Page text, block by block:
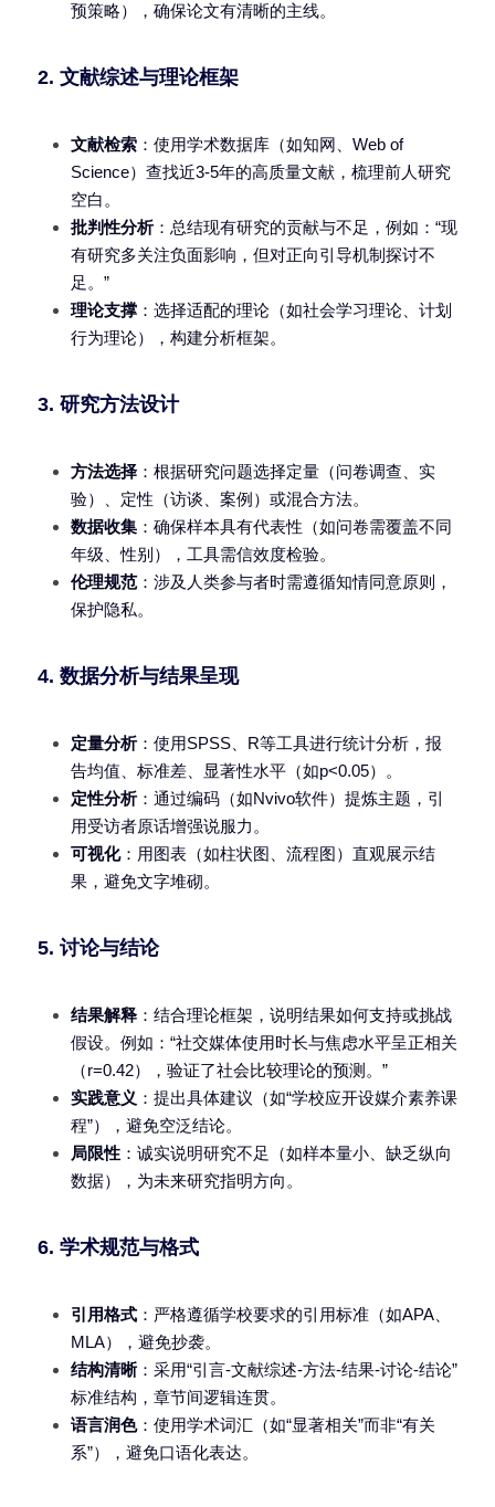
预策略），确保论文有清晰的主线。
2. 文献综述与理论框架
文献检索 ：使用学术数据库（如知网、Web of
Science）查找近3-5年的高质量文献，梳理前人研究
空白。
批判性分析：总结现有研究的贡献与不足，例如：“现
有研究多关注负面影响，但对正向引导机制探讨不
足。”
理论支撑 ：选择适配的理论（如社会学习理论、计划
行为理论），构建分析框架。
3. 研究方法设计
方法选择 ：根据研究问题选择定量（问卷调查、实
验）、定性（访谈、案例）或混合方法。
数据收集 ：确保样本具有代表性（如问卷需覆盖不同
年级、性别），工具需信效度检验。
伦理规范：涉及人类参与者时需遵循知情同意原则，
保护隐私。
4. 数据分析与结果呈现
定量分析：使用SPSS、R等工具进行统计分析，报
告均值、标准差、显著性水平（如p<0.05）。
定性分析：通过编码（如Nvivo软件）提炼主题，引
用受访者原话增强说服力。
可视化：用图表（如柱状图、流程图）直观展示结
果，避免文字堆砌。
5. 讨论与结论
结果解释 ：结合理论框架，说明结果如何支持或挑战
假设。例如：“社交媒体使用时长与焦虑水平呈正相关
（r=0.42），验证了社会比较理论的预测。”
实践意义 ：提出具体建议（如“学校应开设媒介素养课
程”），避免空泛结论。
局限性 ：诚实说明研究不足（如样本量小、缺乏纵向
数据），为未来研究指明方向。
6. 学术规范与格式
引用格式 ：严格遵循学校要求的引用标准（如APA、
MLA），避免抄袭。
结构清晰：采用“引言-文献综述-方法-结果-讨论-结论”
标准结构，章节间逻辑连贯。
语言润色：使用学术词汇（如“显著相关”而非“有关
系”），避免口语化表达。